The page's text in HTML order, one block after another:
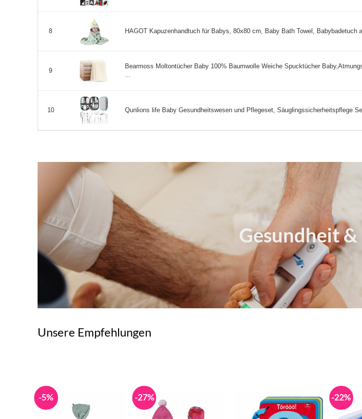
8 HAGOT Kapuzenhandtuch für Babys, 80x80 cm, Baby Bath Towel, Babybadetuch
9
Bearmoss Moltontücher Baby 100% Baumwolle Weiche Spucktücher
10 Qunlions life Baby Gesundheitswesen und Pflegeset, Säuglingssicherheitspflege
Gesundheit &
Unsere Empfehlungen
-5% -27% -22%